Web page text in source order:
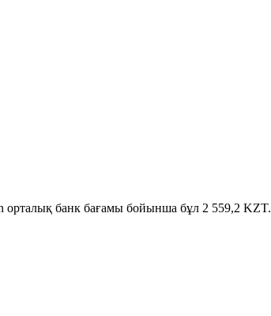
орталық банк бағамы бойынша бұл 2 559,2 KZT.